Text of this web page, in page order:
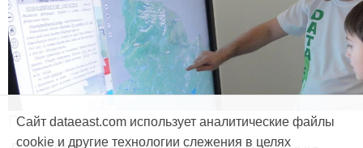
Продукты и услуги
Сайт dataeast.com использует аналитические файлы
cookie и другие технологии слежения в целях